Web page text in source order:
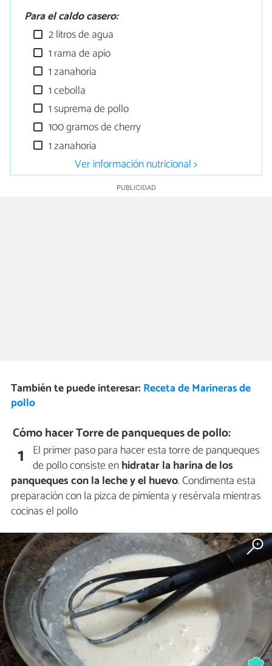
Para el caldo casero:
2 litros de agua
1 rama de apio
1 zanahoria
1 cebolla
1 suprema de pollo
100 gramos de cherry
1 zanahoria
Ver información nutricional >
También te puede interesar: Receta de Marineras de
pollo
Cómo hacer Torre de panqueques de pollo:
1 El primer paso para hacer esta torre de panqueques
de pollo consiste enhidratar la harina de los
panqueques con la leche y el huevo. Condimenta esta
preparación con la pizca de pimienta y resérvala mientras
cocinas el pollo